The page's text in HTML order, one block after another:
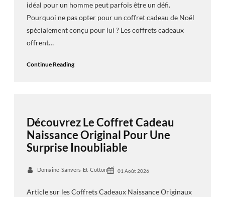
idéal pour un homme peut parfois être un défi.
Pourquoi ne pas opter pour un coffret cadeau de Noël
spécialement conçu pour lui ? Les coffrets cadeaux
offrent…
Continue Reading
Découvrez Le Coffret Cadeau
Naissance Original Pour Une
Surprise Inoubliable
Domaine-Sanvers-Et-Cotton 01 Août 2026
Article sur les Coffrets Cadeaux Naissance Originaux